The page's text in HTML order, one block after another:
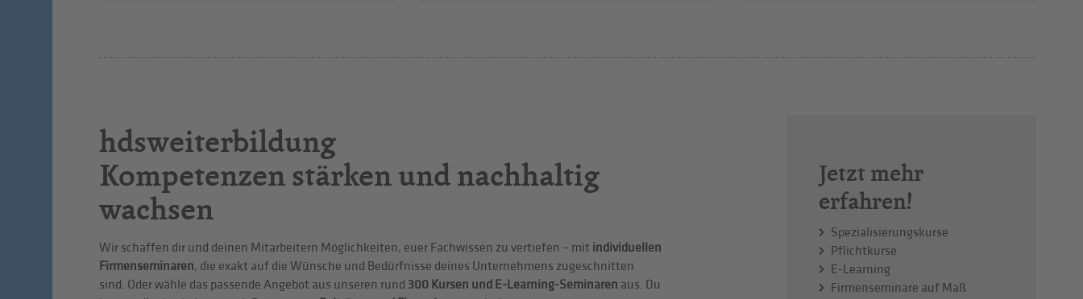
hdsweiterbildung
Kompetenzen stärken und nachhaltig
wachsen
Wir schaffen dir und deinen Mitarbeitern Möglichkeiten, euer Fachwissen zu vertiefen – mit individuellen
Firmenseminaren, die exakt auf die Wünsche und Bedürfnisse deines Unternehmens zugeschnitten
sind. Oder wähle das passende Angebot aus unseren rund 300 Kursen und E-Learning-Seminaren aus. Du
Jetzt mehr
erfahren!
Spezialisierungskurse
Pflichtkurse
E-Learning
Firmenseminare auf Maß